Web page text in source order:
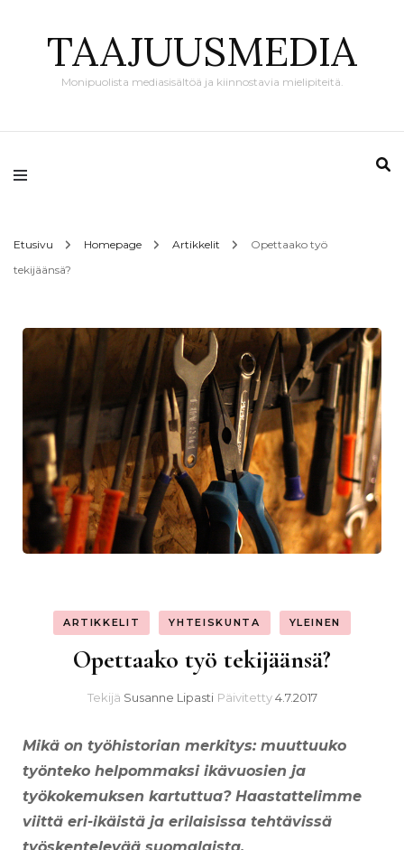
TAAJUUSMEDIA
Monipuolista mediasisältöä ja kiinnostavia mielipiteitä.
Etusivu Homepage Artikkelit
Opettaako työ
tekijäänsä?
ARTIKKELIT YHTEISKUNTA YLEINEN
Opettaako työ tekijäänsä?
Tekijä Susanne Lipasti Päivitetty4.7.2017
Mikä on työhistorian merkitys: muuttuuko
työnteko helpommaksi ikävuosien ja
työkokemuksen kartuttua? Haastattelimme
viittä eri-ikäistä ja erilaisissa tehtävissä